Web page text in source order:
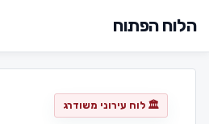
הלוח הפתוח
🏛️ לוח עירוני משודרג